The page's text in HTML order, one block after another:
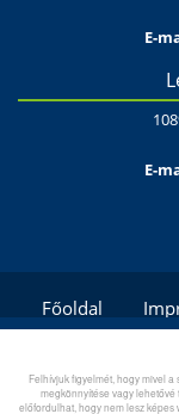
Felhívjuk figyelmét, hogy mivel
megkönnyítése vagy
előfordulhat, hogy nem lesz
E-
E-
Főoldal
Fizetési és